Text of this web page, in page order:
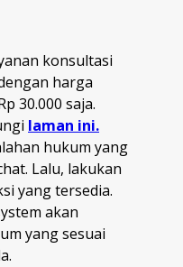
konsultasi
harga
30.000 saja.
laman ini.
hukum yang
Lalu, lakukan
yang tersedia.
akan
yang sesuai